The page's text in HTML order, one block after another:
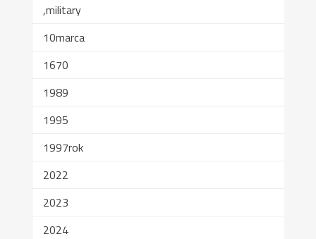
,military
10marca
1670
1989
1995
1997rok
2022
2023
2024